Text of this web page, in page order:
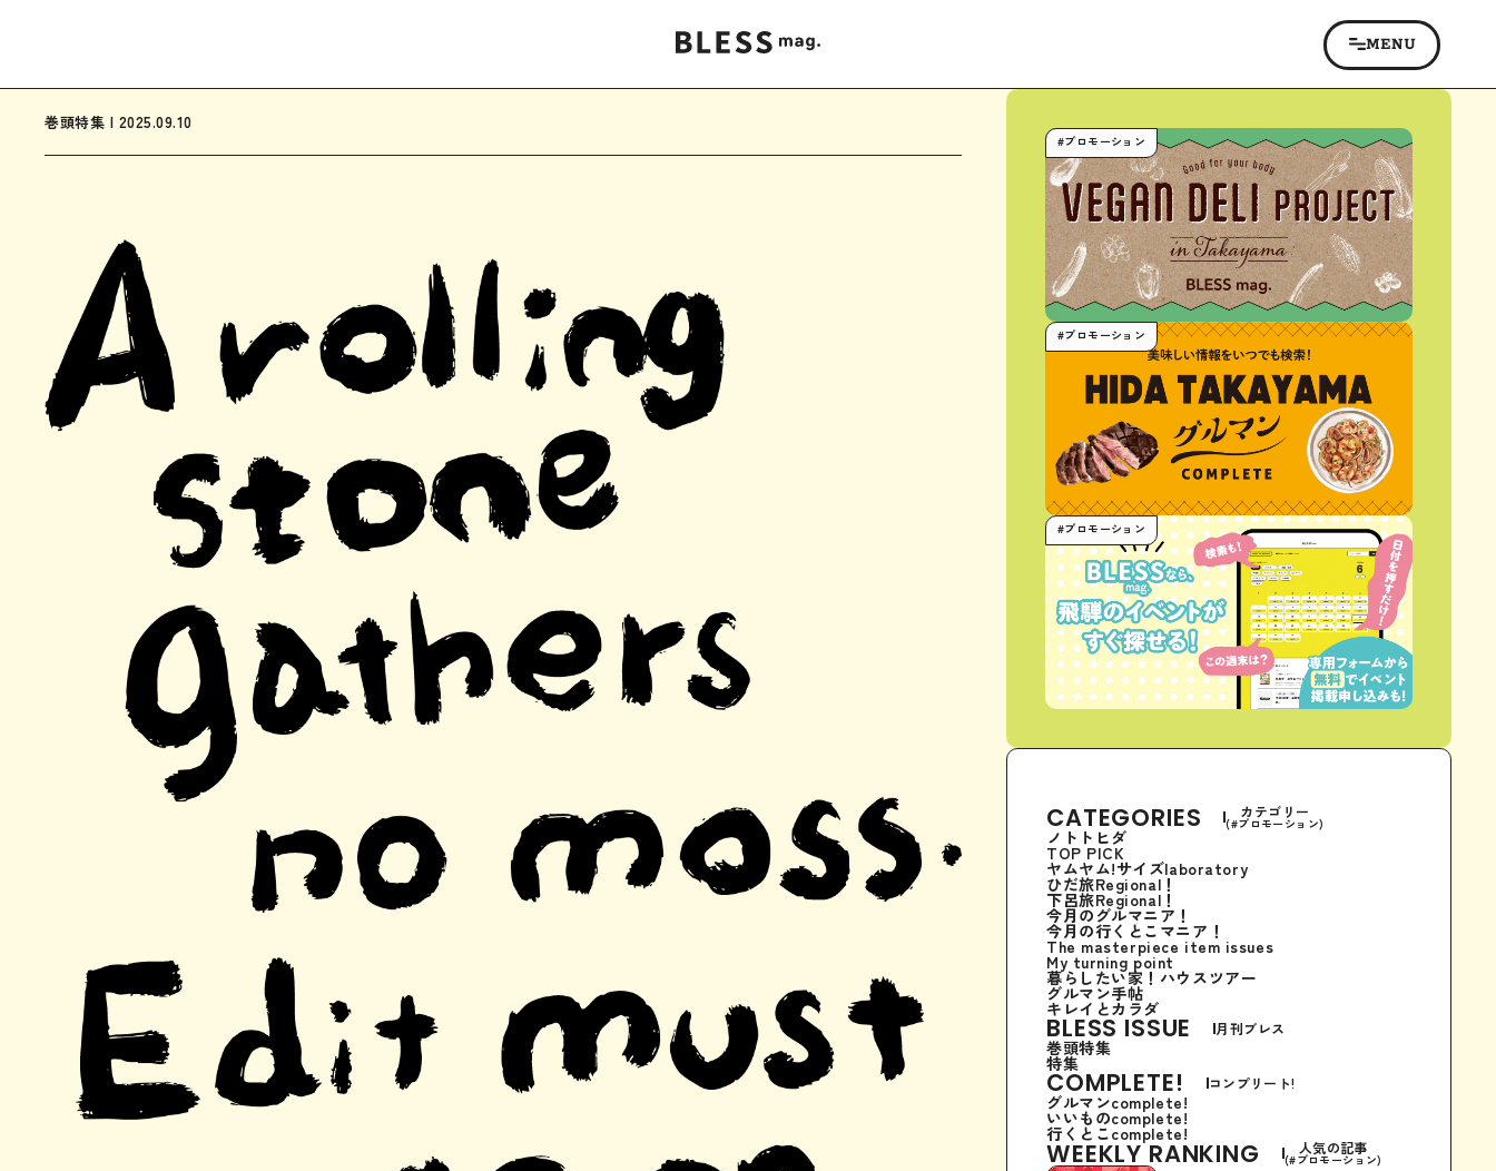
巻頭特集 | 2025.09.10
#プロモーション
#プロモーション
#プロモーション
CATEGORIES カテゴリー
(#プロモーション)
ノトトヒダ
TOP PICK
ヤムヤム!サイズlaboratory
ひだ旅Regional！
下呂旅Regional！
今月のグルマニア！
今月の行くとこマニア！
The masterpiece item issues
My turning point
暮らしたい家！ハウスツアー
グルマン手帖
キレイとカラダ
BLESS ISSUE 月刊ブレス
巻頭特集
特集
COMPLETE! コンプリート!
グルマンcomplete!
いいものcomplete!
行くとこcomplete!
WEEKLY RANKING 人気の記事
(#プロモーション)